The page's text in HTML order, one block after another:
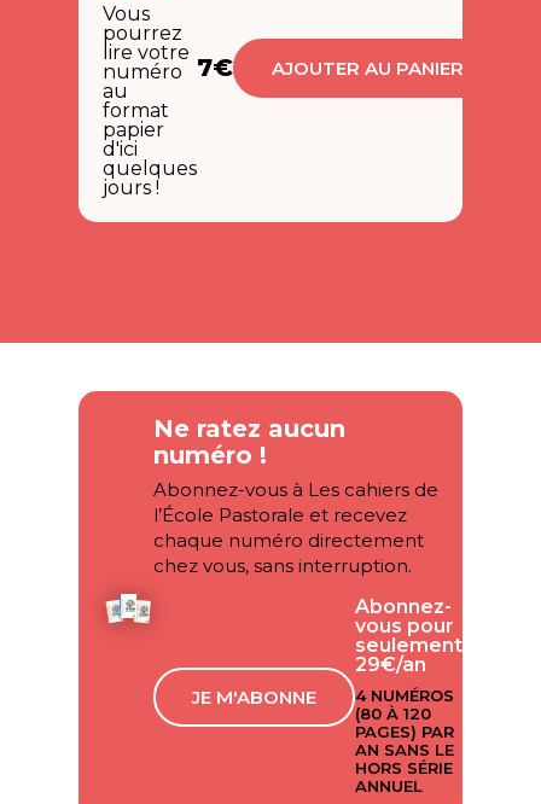
Vous
pourrez
lire votre
numéro
au
format
papier
d'ici
quelques
jours !
7€ AJOUTER AU PANIER
Ne ratez aucun
numéro !
Abonnez-vous à Les cahiers de
l’École Pastorale et recevez
chaque numéro directement
chez vous, sans interruption.
JE M'ABONNE
Abonnez-
vous pour
seulement
29€/an
4 NUMÉROS
(80 À 120
PAGES) PAR
AN SANS LE
HORS SÉRIE
ANNUEL